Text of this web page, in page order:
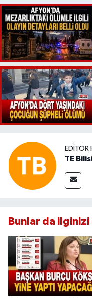
EDITÖR
TE
Bunlar da